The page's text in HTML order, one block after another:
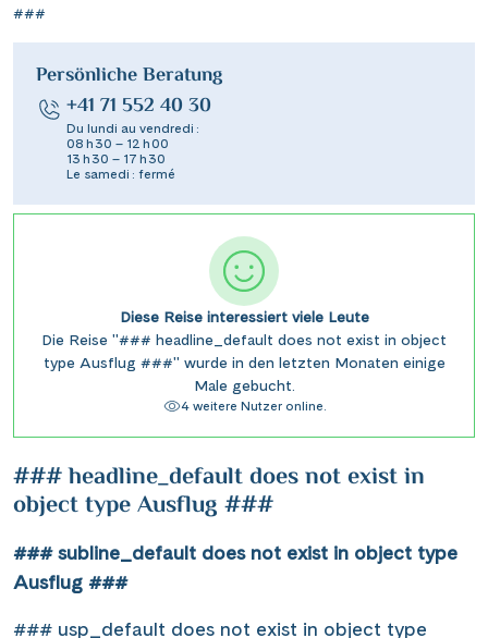
### headline_default does not exist in
object type Ausflug ###
### subline_default does not exist in object type
Ausflug ###
### usp_default does not exist in object type
###
Persönliche Beratung
+41 71 552 40 30
Du lundi au vendredi :
08 h 30 – 12 h 00
13 h 30 – 17 h 30
Le samedi : fermé
Diese Reise interessiert viele Leute
Die Reise "### headline_default does not exist in object
type Ausflug ###" wurde in den letzten Monaten einige
Male gebucht.
4 weitere Nutzer online.